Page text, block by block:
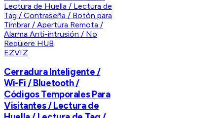
EZVIZ
Cerradura Inteligente /
Wi-Fi / Bluetooth /
Códigos Temporales Para
Visitantes / Lectura de